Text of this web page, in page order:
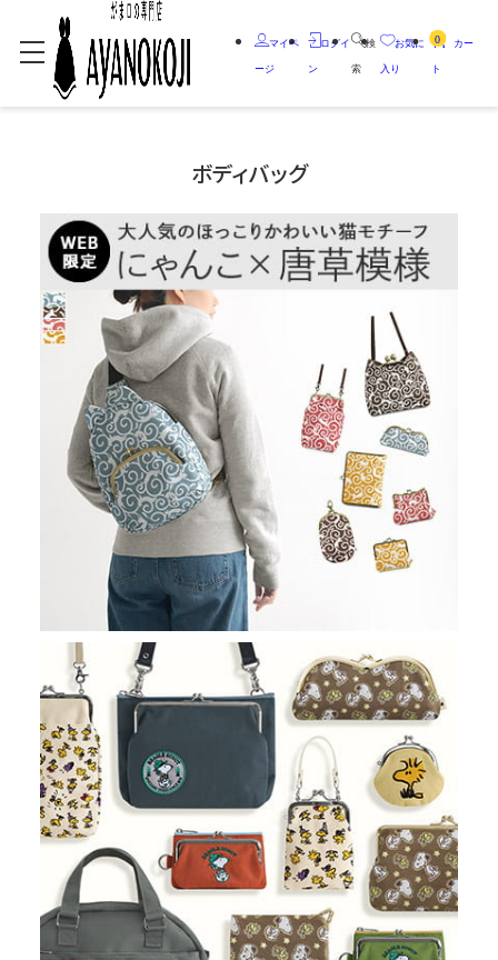
マイペ
ージ
ログイ
ン
検
索
お気に
入り
0 カー
ト
ボディバッグ